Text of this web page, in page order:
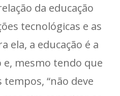
da educação
tecnológicas e as
ela, a educação é a
e, mesmo tendo que
“não deve